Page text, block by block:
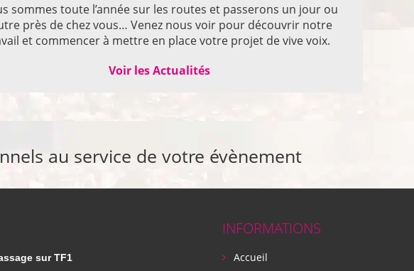
sommes toute l’année sur les routes et passerons un jour ou
près de chez vous… Venez nous voir pour découvrir notre
et commencer à mettre en place votre projet de vive voix.
Voir les Actualités
au service de votre évènement
sur TF1
INFORMATIONS
Accueil